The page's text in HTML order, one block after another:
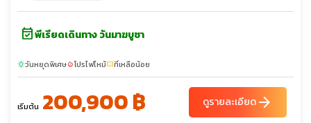
event_availableพีเรียดเดินทาง วันมาฆบูชา
sunnyวันหยุดพิเศษlocal_fire_departmentโปรไฟไหม้confirmation_numberที่เหลือน้อย
เริ่มต้น 200,900 ฿ ดูรายละเอียดarrow_forward